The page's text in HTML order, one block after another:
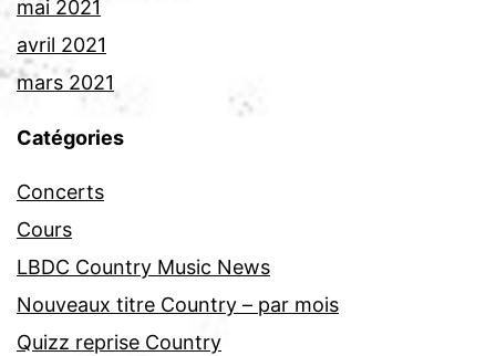
mai 2021
avril 2021
mars 2021
Catégories
Concerts
Cours
LBDC Country Music News
Nouveaux titre Country – par mois
Quizz reprise Country